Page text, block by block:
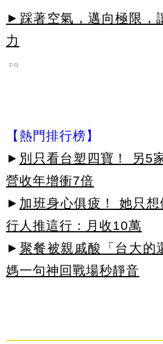
►踩著空氣，邁向極限，
力
PR
【熱門排行榜】
► 別只看台塑四寶！ 另5
營收年增衝7倍
► 加班身心俱疲！ 她只
行人推這行：月收10萬
► 聚餐被親戚酸「台大的
媽一句神回戰場秒靜音